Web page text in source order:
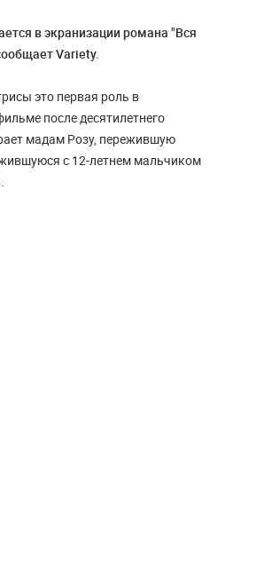
в экранизации романа "Вся
Variety.
это первая роль в
после десятилетнего
мадам Розу, пережившую
с 12-летнем мальчиком